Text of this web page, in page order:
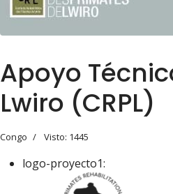
Apoyo
Lwiro (CRPL)
Congo Visto: 1445
logo-proyecto1: